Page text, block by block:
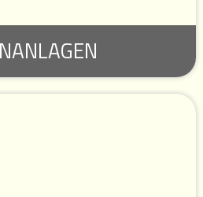
GLIDE